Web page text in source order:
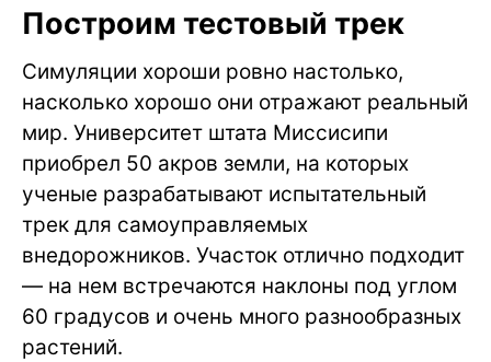
Построим тестовый трек
Симуляции хороши ровно настолько,
насколько хорошо они отражают реальный
мир. Университет штата Миссисипи
приобрел 50 акров земли, на которых
ученые разрабатывают испытательный
трек для самоуправляемых
внедорожников. Участок отлично подходит
— на нем встречаются наклоны под углом
60 градусов и очень много разнообразных
растений.